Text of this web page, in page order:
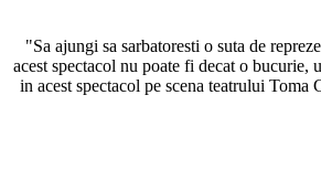
"Sa ajungi sa sarbatoresti o suta de
acest spectacol nu poate fi decat o bucurie,
in acest spectacol pe scena teatrului